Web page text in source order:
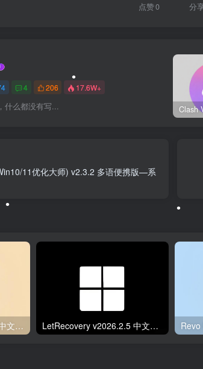
点赞0 分
4 206 17.6W+
什么都没有写...
11优化大师) v2.3.2 多语便携版—系
CCleaner Pro v7.6.1270 中文破解版 – 系统清理工具 LetRecovery v2026.2.5 中文绿色版—Windows系统重装工具